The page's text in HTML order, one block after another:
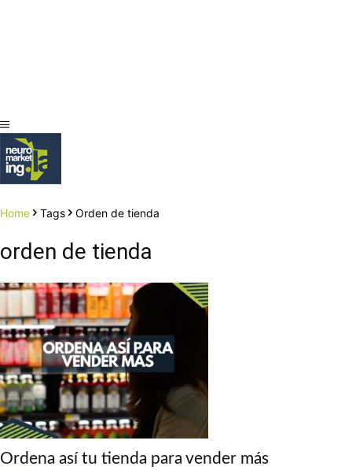
Home Tags Orden de tienda
orden de tienda
Ordena así tu tienda para vender más